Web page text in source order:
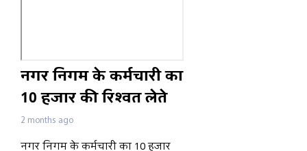
नगर निगम के कर्मचारी का
10 हजार की रिश्वत लेते
हुए कैमरे में कैद, देखें
Video
2 months ago
नगर निगम के कर्मचारी का 10 हजार